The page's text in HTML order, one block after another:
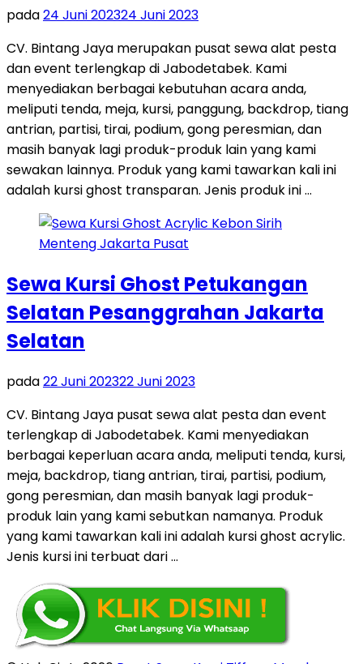
pada24 Juni 202324 Juni 2023
CV. Bintang Jaya merupakan pusat sewa alat pesta
dan event terlengkap di Jabodetabek. Kami
menyediakan berbagai kebutuhan acara anda,
meliputi tenda, meja, kursi, panggung, backdrop, tiang
antrian, partisi, tirai, podium, gong peresmian, dan
masih banyak lagi produk-produk lain yang kami
sewakan lainnya. Produk yang kami tawarkan kali ini
adalah kursi ghost transparan. Jenis produk ini …
Sewa Kursi Ghost Petukangan
Selatan Pesanggrahan Jakarta
Selatan
pada22 Juni 202322 Juni 2023
CV. Bintang Jaya pusat sewa alat pesta dan event
terlengkap di Jabodetabek. Kami menyediakan
berbagai keperluan acara anda, meliputi tenda, kursi,
meja, backdrop, tiang antrian, tirai, partisi, podium,
gong peresmian, dan masih banyak lagi produk-
produk lain yang kami sebutkan namanya. Produk
yang kami tawarkan kali ini adalah kursi ghost acrylic.
Jenis kursi ini terbuat dari …